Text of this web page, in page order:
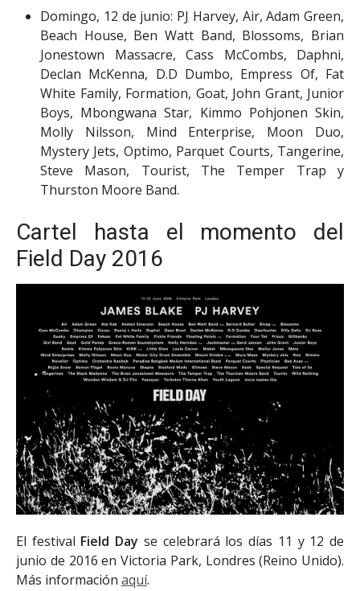
Domingo, 12 de junio: PJ Harvey, Air, Adam Green,
Beach House, Ben Watt Band, Blossoms, Brian
Jonestown Massacre, Cass McCombs, Daphni,
Declan McKenna, D.D Dumbo, Empress Of, Fat
White Family, Formation, Goat, John Grant, Junior
Boys, Mbongwana Star, Kimmo Pohjonen Skin,
Molly Nilsson, Mind Enterprise, Moon Duo,
Mystery Jets, Optimo, Parquet Courts, Tangerine,
Steve Mason, Tourist, The Temper Trap y
Thurston Moore Band.
Cartel hasta el momento del
Field Day 2016
El festival Field Day se celebrará los días 11 y 12 de
junio de 2016 en Victoria Park, Londres (Reino Unido).
Más información aquí.